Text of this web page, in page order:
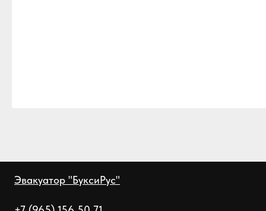
Эвакуатор "БуксиРус"